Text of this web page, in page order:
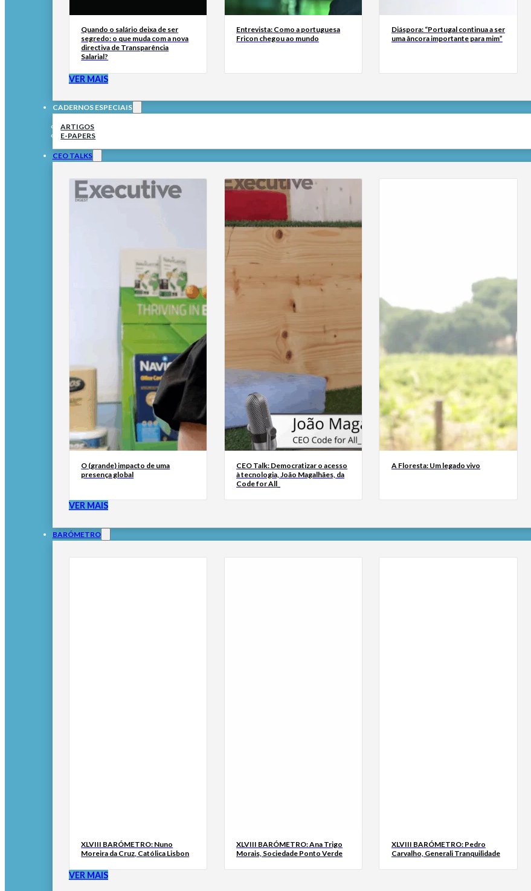
Quando o salário deixa de ser
segredo: o que muda com a nova
directiva de Transparência
Salarial?
Entrevista: Como a portuguesa
Fricon chegou ao mundo
Diáspora: “Portugal continua a ser
uma âncora importante para mim”
VER MAIS
CADERNOS ESPECIAIS
ARTIGOS
E-PAPERS
CEO TALKS
O (grande) impacto de uma
presença global
CEO Talk: Democratizar o acesso
à tecnologia, João Magalhães, da
Code for All_
A Floresta: Um legado vivo
VER MAIS
BARÓMETRO
XLVIII BARÓMETRO: Nuno
Moreira da Cruz, Católica Lisbon
XLVIII BARÓMETRO: Ana Trigo
Morais, Sociedade Ponto Verde
XLVIII BARÓMETRO: Pedro
Carvalho, Generali Tranquilidade
VER MAIS